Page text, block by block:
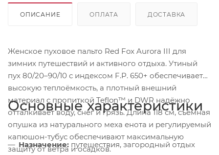
ОПИСАНИЕ ОПЛАТА ДОСТАВКА
Женское пуховое пальто Red Fox Aurora III для
зимних путешествий и активного отдыха. Утиный
пух 80/20–90/10 с индексом F.P. 650+ обеспечивает
высокую теплоёмкость, а плотный внешний
материал с пропиткой Teflon™ и DWR надёжно
отталкивает воду, снег и грязь. Длина 118 см, съёмная
опушка из натурального меха енота и регулируемый
капюшон-тубус обеспечивают максимальную
защиту от ветра и осадков.
Основные характеристики
Назначение: путешествия, загородный отдых